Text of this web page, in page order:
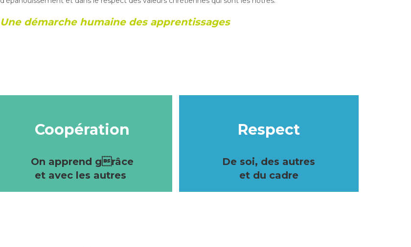
Une démarche humaine des apprentissages
Coopération
On apprend grâce
et avec les autres
Respect
De soi, des autres
et du cadre